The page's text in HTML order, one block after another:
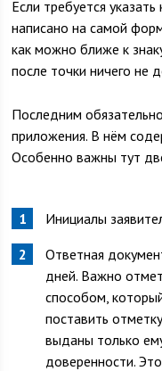
Если требуется
написано на самой
как можно ближе к
после точки ничего не
Последним
приложения. В нём
Особенно важны тут
Инициалы
Ответная
дней. Важно
способом,
поставить
выданы только
доверенности.